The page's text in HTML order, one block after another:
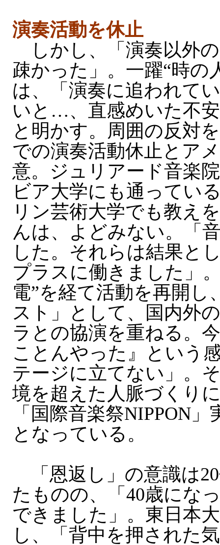
演奏活動を休止
しかし、「演奏以外
疎かった」。一躍“時の
は、「演奏に追われて
いと…、直感めいた不
と明かす。周囲の反対
での演奏活動休止とア
意。ジュリアード音楽
ビア大学にも通ってい
リン芸術大学でも教え
んは、よどみない。「
した。それらは結果と
プラスに働きました」
電”を経て活動を再開し
スト」として、国内外
ラとの協演を重ねる。
ことんやった』という
テージに立てない」。
境を超えた人脈づくり
「国際音楽祭NIPPON
となっている。
「恩返し」の意識は
たものの、「40歳にな
できました」。東日本
し、「背中を押された